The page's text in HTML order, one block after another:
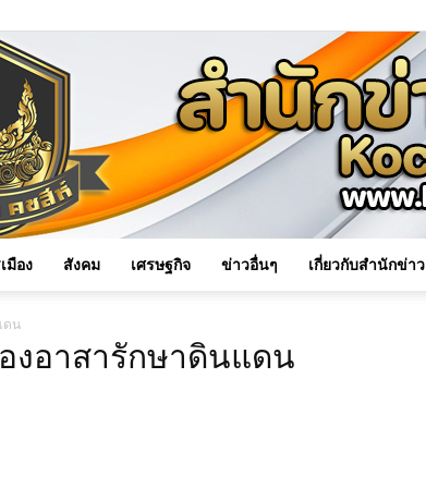
มือง สังคม เศรษฐกิจ ข่าวอื่นๆ เกี่ยวกับสำนักข่าว
ดน
งอาสารักษาดินแดน